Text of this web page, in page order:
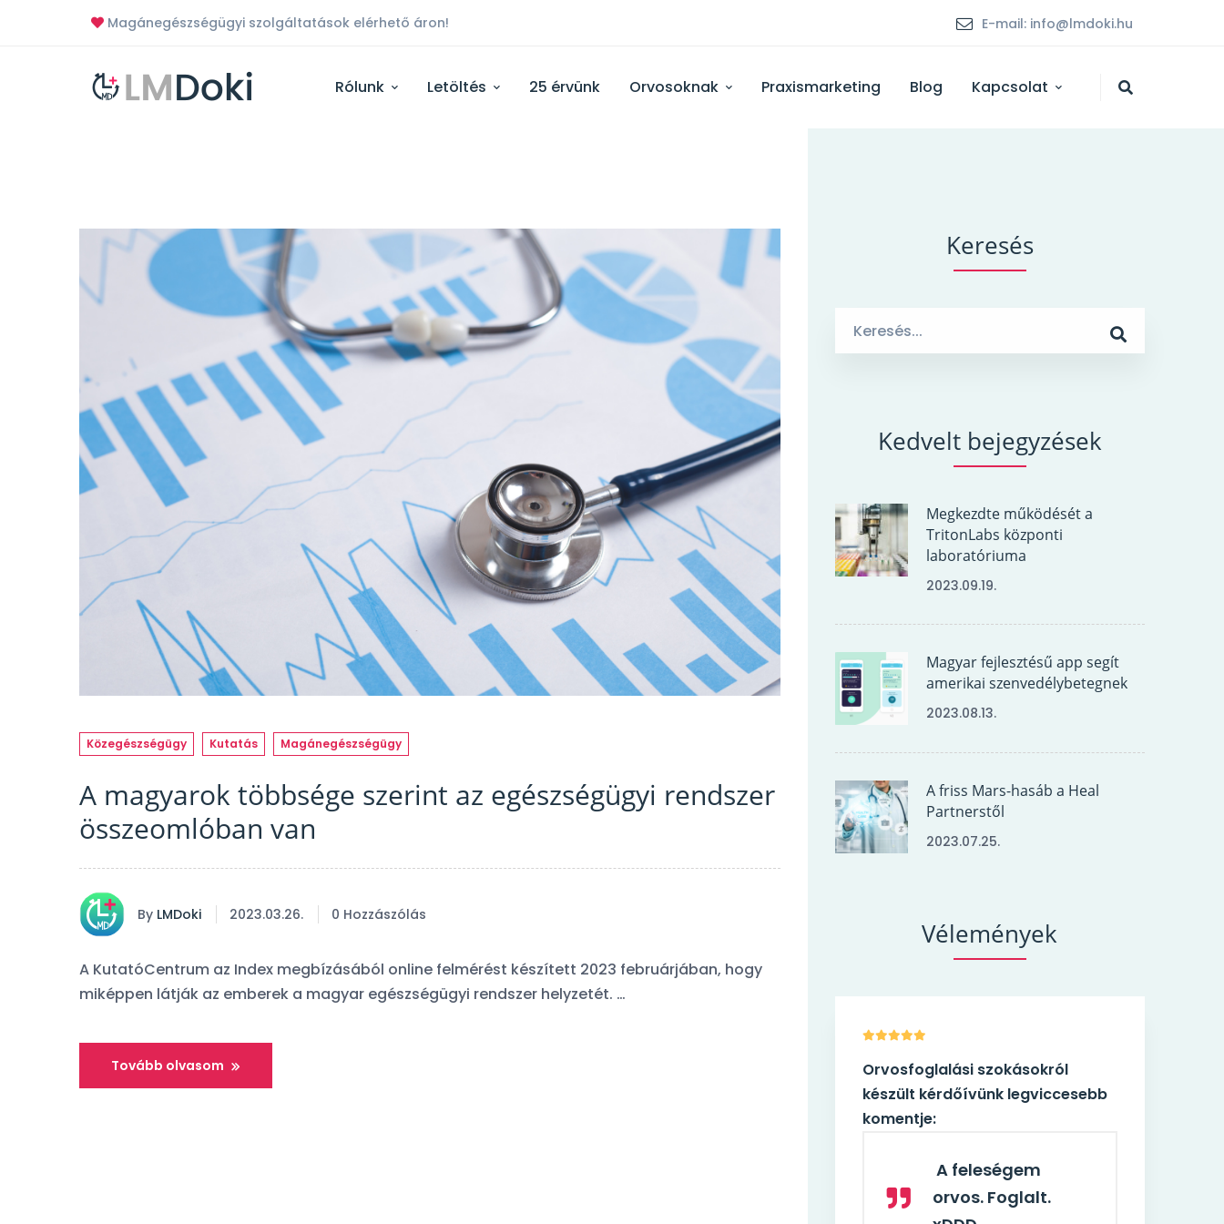
Magánegészségügyi szolgáltatások elérhető áron! E-mail: info@lmdoki.hu
Rólunk Letöltés 25 érvünk Orvosoknak Praxismarketing Blog Kapcsolat
Közegészségügy Kutatás Magánegészségügy
A magyarok többsége szerint az egészségügyi rendszer
összeomlóban van
By LMDoki 2023.03.26. 0 Hozzászólás
A KutatóCentrum az Index megbízásából online felmérést készített 2023 februárjában, hogy
miképpen látják az emberek a magyar egészségügyi rendszer helyzetét. …
Tovább olvasom
Keresés
Kedvelt bejegyzések
Megkezdte működését a
TritonLabs központi
laboratóriuma
2023.09.19.
Magyar fejlesztésű app segít
amerikai szenvedélybetegnek
2023.08.13.
A friss Mars-hasáb a Heal
Partnerstől
2023.07.25.
Vélemények
készült kérdőívünk legviccesebb
Orvosfoglalási szokásokról
készült kérdőívünk legviccesebb
A feleségem
orvos. Foglalt.